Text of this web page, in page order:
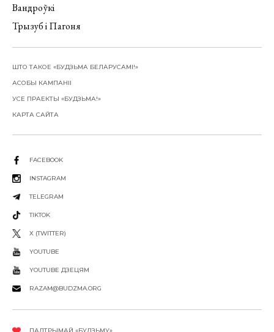
Вандроўкі
Трызуб і Пагоня
ШТО ТАКОЕ «БУДЗЬМА БЕЛАРУСАМІ!»
АСОБЫ КАМПАНІІ
УСЕ ПРАЕКТЫ «БУДЗЬМА!»
КАРТА САЙТА
FACEBOOK
INSTAGRAM
TELEGRAM
TIKTOK
X (TWITTER)
YOUTUBE
YOUTUBE ДЗЕЦЯМ
RAZAM@BUDZMA.ORG
ПАДТРЫМАЙ «БУДЗЬМУ»